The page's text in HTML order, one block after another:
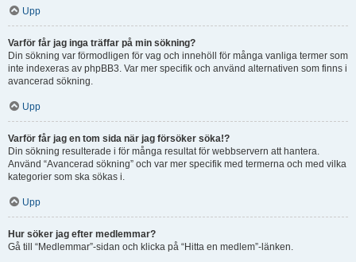
Upp
Varför får jag inga träffar på min sökning?
Din sökning var förmodligen för vag och innehöll för många vanliga termer som
inte indexeras av phpBB3. Var mer specifik och använd alternativen som finns i
avancerad sökning.
Upp
Varför får jag en tom sida när jag försöker söka!?
Din sökning resulterade i för många resultat för webbservern att hantera.
Använd “Avancerad sökning” och var mer specifik med termerna och med vilka
kategorier som ska sökas i.
Upp
Hur söker jag efter medlemmar?
Gå till “Medlemmar”-sidan och klicka på “Hitta en medlem”-länken.